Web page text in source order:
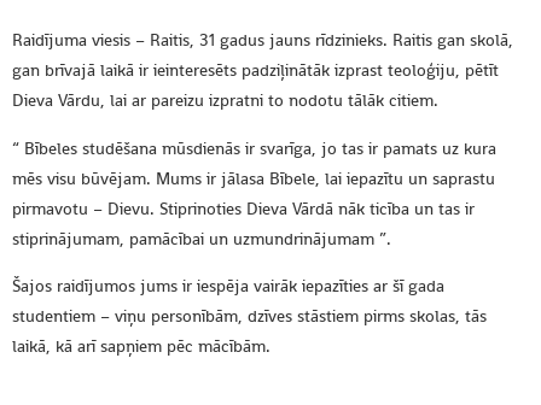
Raidījuma viesis – Raitis, 31 gadus jauns rīdzinieks. Raitis gan skolā,
gan brīvajā laikā ir ieinteresēts padziļinātāk izprast teoloģiju, pētīt
Dieva Vārdu, lai ar pareizu izpratni to nodotu tālāk citiem.
“ Bībeles studēšana mūsdienās ir svarīga, jo tas ir pamats uz kura
mēs visu būvējam. Mums ir jālasa Bībele, lai iepazītu un saprastu
pirmavotu – Dievu. Stiprinoties Dieva Vārdā nāk ticība un tas ir
stiprinājumam, pamācībai un uzmundrinājumam ”.
Šajos raidījumos jums ir iespēja vairāk iepazīties ar šī gada
studentiem – viņu personībām, dzīves stāstiem pirms skolas, tās
laikā, kā arī sapņiem pēc mācībām.